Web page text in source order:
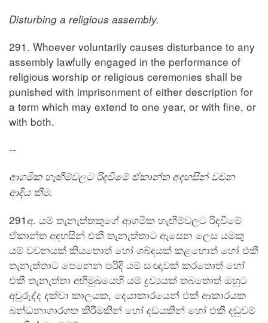
Disturbing a religious assembly.
291. Whoever voluntarily causes disturbance to any
assembly lawfully engaged in the performance of
religious worship or religious ceremonies shall be
punished with imprisonment of either description for
a term which may extend to one year, or with fine, or
with both.
--
ආගමික හැඟීම්වලට රිදවීමේ ඒකාන්ත අදහසින් වචන
ආදිය කීම.
291අ. යම් තැනැත්තකුගේ ආගමික හැඟීම්වලට රිදවීමේ
ඒකාන්ත අදහසින් එකී තැනැත්තාට ඇසෙන ලෙස යමකු
යම් වචනයක් කියතොත් හෝ ශබ්දයක් කළහොත් හෝ එකී
තැනැත්තාට පෙනෙන පරිදි යම් සංඥාවක් කරතොත් හෝ
එකී තැනැත්තා අභිමුඛයෙහි යම් ද්‍රව්‍යයක් තබතොත් ඔහුට
අවුරුද්ද දක්වා කාලයක, දෙයාකාරයෙන් එක් ආකාරයක
බන්ධනාගාරගත කිරීමකින් හෝ දඩයකින් හෝ එකී දඬුවම්